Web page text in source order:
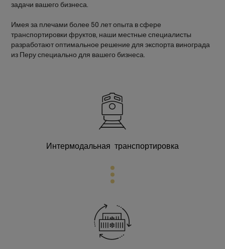
задачи вашего бизнеса.
Имея за плечами более 50 лет опыта в сфере
транспортировки фруктов, наши местные специалисты
разработают оптимальное решение для экспорта винограда
из Перу специально для вашего бизнеса.
Интермодальная транспортировка